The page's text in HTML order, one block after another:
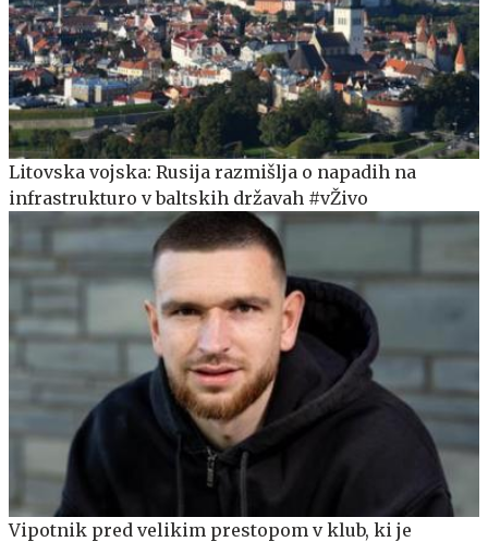
Litovska vojska: Rusija razmišlja o napadih na
infrastrukturo v baltskih državah #vŽivo
Vipotnik pred velikim prestopom v klub, ki je